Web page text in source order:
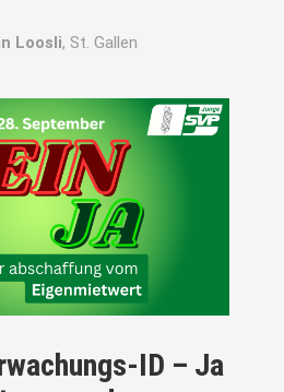
Loosli, St. Gallen
ID – Ja